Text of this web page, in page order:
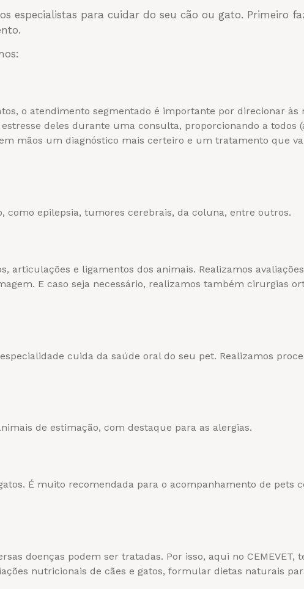
especialistas para cuidar do seu cão ou gato. Primeiro
o atendimento segmentado é importante por direcionar às
deles durante uma consulta, proporcionando a todos
mãos um diagnóstico mais certeiro e um tratamento que
como epilepsia, tumores cerebrais, da coluna, entre outros.
articulações e ligamentos dos animais. Realizamos
E caso seja necessário, realizamos também cirurgias
cuida da saúde oral do seu pet. Realizamos
de estimação, com destaque para as alergias.
É muito recomendada para o acompanhamento de pets
doenças podem ser tratadas. Por isso, aqui no CEMEVET,
nutricionais de cães e gatos, formular dietas naturais